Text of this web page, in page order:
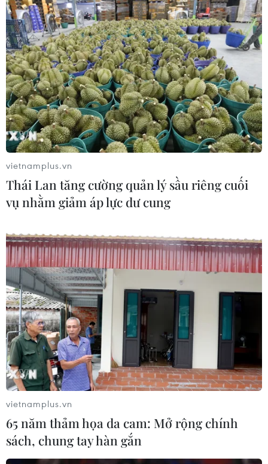
vietnamplus.vn
Thái Lan tăng cường quản lý sầu riêng cuối
vụ nhằm giảm áp lực dư cung
vietnamplus.vn
65 năm thảm họa da cam: Mở rộng chính
sách, chung tay hàn gắn